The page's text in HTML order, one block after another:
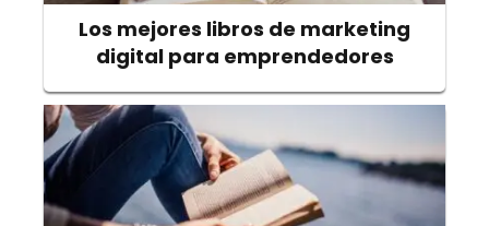
Los mejores libros de marketing
digital para emprendedores